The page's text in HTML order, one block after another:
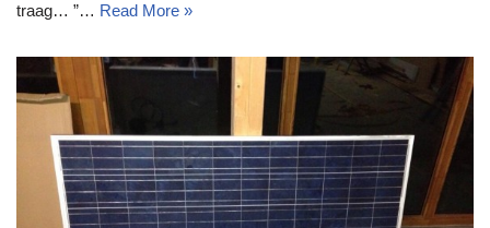
traag… ”… Read More »